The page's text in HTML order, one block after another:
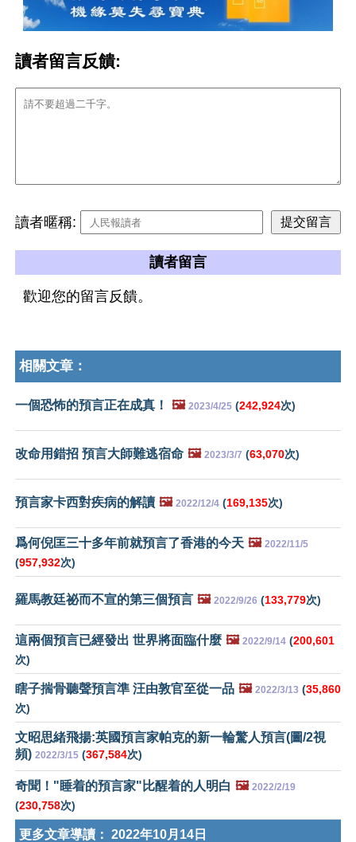
讀者留言反饋:
讀者暱稱:
讀者留言
歡迎您的留言反饋。
相關文章：
一個恐怖的預言正在成真！ 🖼️ 2023/4/25 (242,924次)
改命用錯招 預言大師難逃宿命 🖼️ 2023/3/7 (63,070次)
預言家卡西對疾病的解讀 🖼️ 2022/12/4 (169,135次)
爲何倪匡三十多年前就預言了香港的今天 🖼️ 2022/11/5
(957,932次)
羅馬教廷祕而不宣的第三個預言 🖼️ 2022/9/26 (133,779次)
這兩個預言已經發出 世界將面臨什麼 🖼️ 2022/9/14 (200,601
次)
瞎子揣骨聽聲預言準 汪由敦官至從一品 🖼️ 2022/3/13 (35,860
次)
文昭思緒飛揚:英國預言家帕克的新一輪驚人預言(圖/2視
頻) 2022/3/15 (367,584次)
奇聞！"睡着的預言家"比醒着的人明白 🖼️ 2022/2/19
(230,758次)
更多文章導讀： 2022年10月14日